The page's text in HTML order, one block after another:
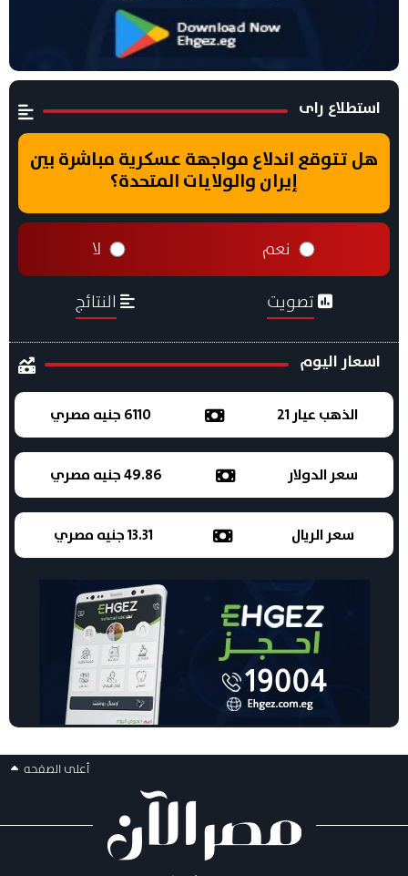
استطلاع راى
هل تتوقع اندلاع مواجهة عسكرية مباشرة بين
إيران والولايات المتحدة؟
نعم لا
تصويت النتائج
اسعار اليوم
الذهب عيار 21 6110 جنيه مصري
سعر الدولار 49.86 جنيه مصري
سعر الريال 13.31 جنيه مصري
أعلى الصفحه